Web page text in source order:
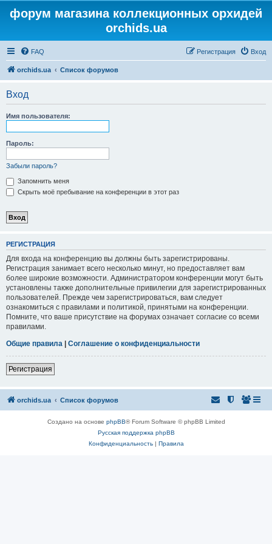
форум магазина коллекционных орхидей
orchids.ua
FAQ Вход
Регистрация
orchids.ua Список форумов
Вход
Имя пользователя:
Пароль:
Забыли пароль?
Запомнить меня
Скрыть моё пребывание на конференции в этот раз
РЕГИСТРАЦИЯ
Для входа на конференцию вы должны быть зарегистрированы.
Регистрация занимает всего несколько минут, но предоставляет вам
более широкие возможности. Администратором конференции могут быть
установлены также дополнительные привилегии для зарегистрированных
пользователей. Прежде чем зарегистрироваться, вам следует
ознакомиться с правилами и политикой, принятыми на конференции.
Помните, что ваше присутствие на форумах означает согласие со всеми
правилами.
Общие правила | Соглашение о конфиденциальности
Регистрация
orchids.ua Список форумов
Создано на основе phpBB® Forum Software © phpBB Limited
Русская поддержка phpBB
Конфиденциальность| Правила